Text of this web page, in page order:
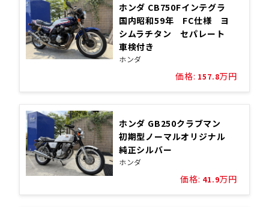
ホンダ CB750Fインテグラ
国内昭和59年 FC仕様 ヨ
シムラチタン セパレート
車検付き
ホンダ
価格: 157.8万円
ホンダ GB250クラブマン
初期型ノーマルオリジナル
純正シルバー
ホンダ
価格: 41.9万円